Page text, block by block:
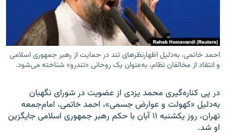
زبان‌های دیگر
احمد خاتمی، به‌دلیل اظهارنظرهای تند در حمایت از رهبر جمهوری اسلامی
و انتقاد از مخالفان نظام، به‌عنوان یک روحانی «تندرو» شناخته می‌شود.
در پی کناره‌گیری محمد یزدی از عضویت در شورای نگهبان
به‌دلیل «کهولت و عوارض جسمی»، احمد خاتمی، امام‌جمعه
تهران، روز یکشنبه ۱۱ آبان با حکم رهبر جمهوری اسلامی جایگزین
او شد.